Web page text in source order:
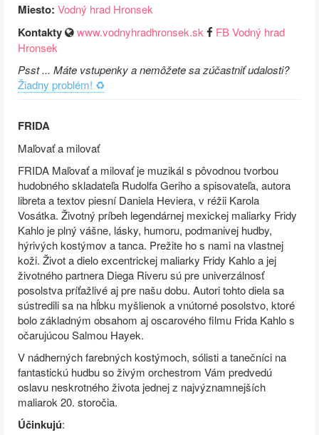
Miesto: Vodný hrad Hronsek
Kontakty www.vodnyhradhronsek.sk
FB Vodný hrad
Hronsek
Psst ... Máte vstupenky a nemôžete sa zúčastniť udalosti?
Žiadny problém! ♻️
FRIDA
Maľovať a milovať
FRIDA Maľovať a milovať je muzikál s pôvodnou tvorbou
hudobného skladateľa Rudolfa Geriho a spisovateľa, autora
libreta a textov piesní Daniela Heviera, v réžii Karola
Vosátka. Životný príbeh legendárnej mexickej maliarky Fridy
Kahlo je plný vášne, lásky, humoru, podmanivej hudby,
hýrivých kostýmov a tanca. Prežite ho s nami na vlastnej
koži. Život a dielo excentrickej maliarky Fridy Kahlo a jej
životného partnera Diega Riveru sú pre univerzálnosť
posolstva príťažlivé aj pre našu dobu. Autori tohto diela sa
sústredili sa na hĺbku myšlienok a vnútorné posolstvo, ktoré
bolo základným obsahom aj oscarového filmu Frida Kahlo s
očarujúcou Salmou Hayek.
V nádherných farebných kostýmoch, sólisti a tanečníci na
fantastickú hudbu so živým orchestrom Vám predvedú
oslavu neskrotného života jednej z najvýznamnejších
maliarok 20. storočia.
Účinkujú: